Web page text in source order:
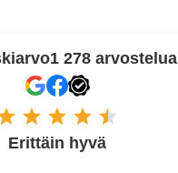
1 278 arvostelua
Erittäin hyvä